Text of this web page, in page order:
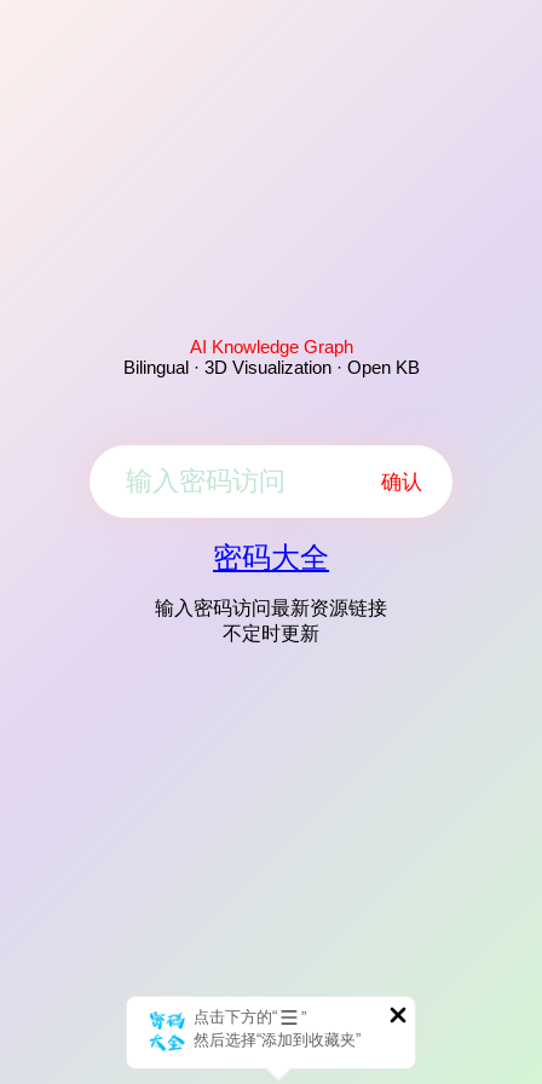
AI Knowledge Graph
Bilingual · 3D Visualization · Open KB
确认
密码大全
输入密码访问最新资源链接
不定时更新
点击下方的“
”
然后选择“添加到收藏夹”